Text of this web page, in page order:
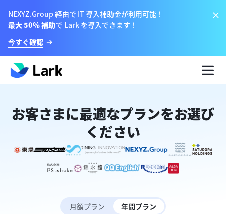
NEXYZ.Group 経由で IT 導入補助金が利用可能！
最大 50％ 補助で Lark を導入できます！
今すぐ確認
お客さまに最適なプランをお選び
ください
月額プラン 年間プラン